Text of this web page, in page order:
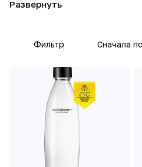
высшего класса.
Эдуарда VII). В 1950-х
В августе 2018 компанию
PepsiCo за 3,2 млрд
больше стоимости
Производитель
Фильтр Сначала